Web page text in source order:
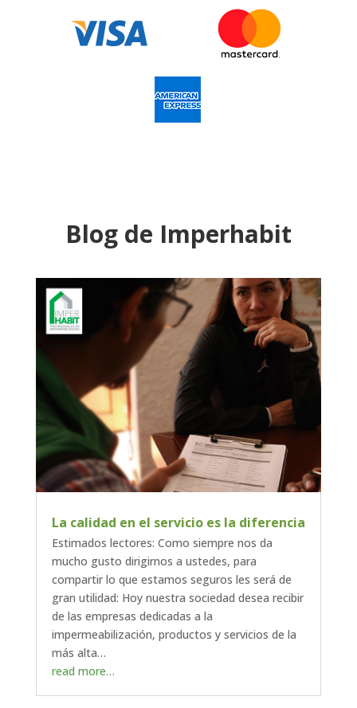
Blog de Imperhabit
La calidad en el servicio es la diferencia
Estimados lectores: Como siempre nos da
mucho gusto dirigirnos a ustedes, para
compartir lo que estamos seguros les será de
gran utilidad: Hoy nuestra sociedad desea recibir
de las empresas dedicadas a la
impermeabilización, productos y servicios de la
más alta…
read more…